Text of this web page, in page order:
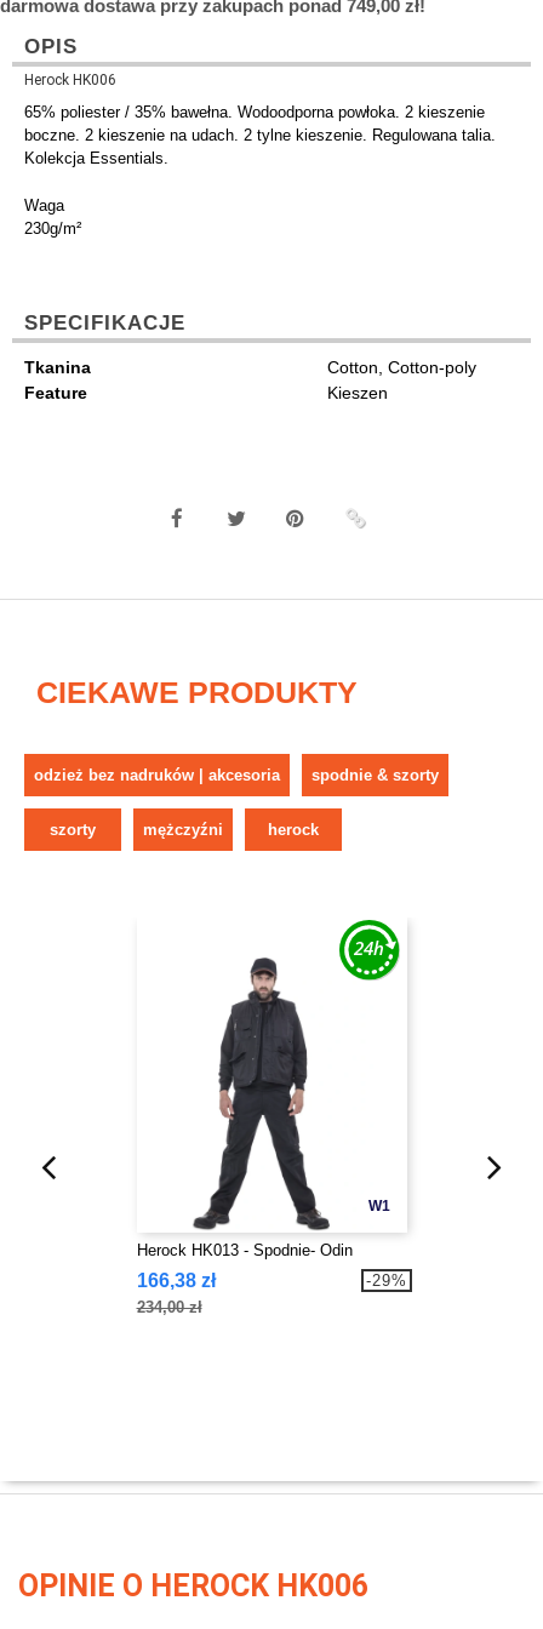
darmowa dostawa przy zakupach ponad 749,00 zł!
OPIS
Herock HK006
65% poliester / 35% bawełna. Wodoodporna powłoka. 2 kieszenie
boczne. 2 kieszenie na udach. 2 tylne kieszenie. Regulowana talia.
Kolekcja Essentials.
Waga
230g/m²
SPECIFIKACJE
Tkanina
Cotton, Cotton-poly
Feature
Kieszen
CIEKAWE PRODUKTY
odzież bez nadruków | akcesoria spodnie & szorty
szorty mężczyźni herock
W1
Herock HK013 - Spodnie- Odin
166,38 zł
234,00 zł
-29%
OPINIE O HEROCK HK006